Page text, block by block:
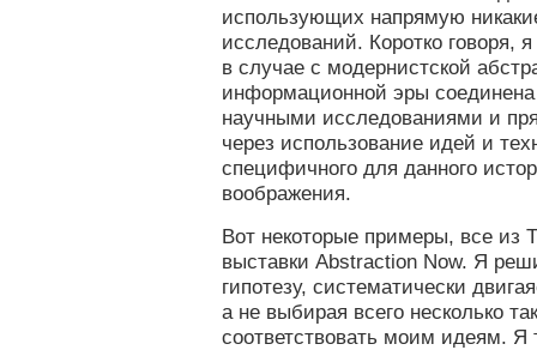
использующих напрямую
исследований. Коротко говоря,
в случае с модернистской
информационной эры
научными исследованиями и
через использование идей и
специфичного для данного
воображения.
Вот некоторые примеры, все из
выставки Abstraction Now. Я
гипотезу, систематически
а не выбирая всего несколько
соответствовать моим идеям. Я